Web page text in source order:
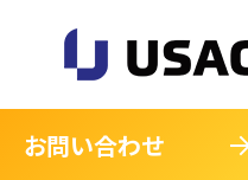
お問い合わせ